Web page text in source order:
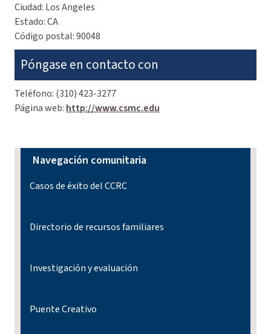
Ciudad: Los Angeles
Estado:CA
Código postal:90048
Póngase en contacto con
Teléfono: (310) 423-3277
Página web: http://www.csmc.edu
Navegación comunitaria
Casos de éxito del CCRC
Directorio de recursos familiares
Investigación y evaluación
Puente Creativo